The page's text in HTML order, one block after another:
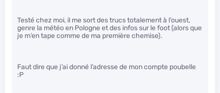
Testé chez moi, il me sort des trucs totalement à l’ouest,
genre la météo en Pologne et des infos sur le foot (alors que
je m’en tape comme de ma première chemise).
Faut dire que j’ai donné l’adresse de mon compte poubelle
:P